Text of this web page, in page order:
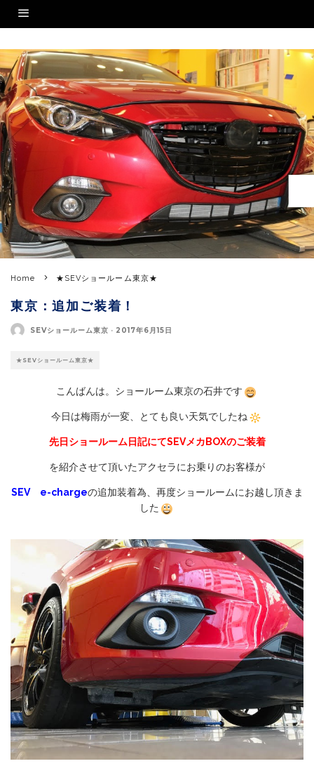
Home ★SEVショールーム東京★
東京：追加ご装着！
SEVショールーム東京 · 2017年6月15日
★SEVショールーム東京★
こんばんは。ショールーム東京の石井です
今日は梅雨が一変、とても良い天気でしたね
先日ショールーム日記にてSEVメカBOXのご装着
を紹介させて頂いたアクセラにお乗りのお客様が
SEV e-chargeの追加装着為、再度ショールームにお越し頂きま
した